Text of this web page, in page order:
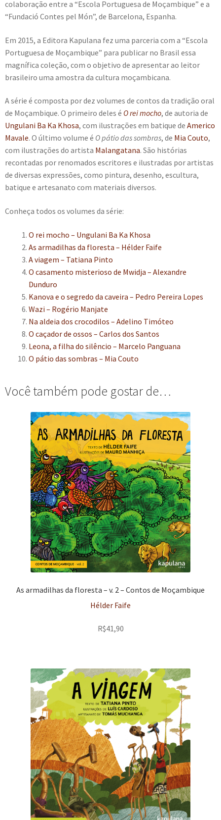
colaboração entre a “Escola Portuguesa de Moçambique” e a
“Fundació Contes pel Món”, de Barcelona, Espanha.
Em 2015, a Editora Kapulana fez uma parceria com a “Escola
Portuguesa de Moçambique” para publicar no Brasil essa
magnífica coleção, com o objetivo de apresentar ao leitor
brasileiro uma amostra da cultura moçambicana.
A série é composta por dez volumes de contos da tradição oral
de Moçambique. O primeiro deles é O rei mocho, de autoria de
Ungulani Ba Ka Khosa, com ilustrações em batique de Americo
Mavale. O último volume é O pátio das sombras, de Mia Couto,
com ilustrações do artista Malangatana. São histórias
recontadas por renomados escritores e ilustradas por artistas
de diversas expressões, como pintura, desenho, escultura,
batique e artesanato com materiais diversos.
Conheça todos os volumes da série:
O rei mocho – Ungulani Ba Ka Khosa
As armadilhas da floresta – Hélder Faife
A viagem – Tatiana Pinto
O casamento misterioso de Mwidja – Alexandre
Dunduro
Kanova e o segredo da caveira – Pedro Pereira Lopes
Wazi – Rogério Manjate
Na aldeia dos crocodilos – Adelino Timóteo
O caçador de ossos – Carlos dos Santos
Leona, a filha do silêncio – Marcelo Panguana
O pátio das sombras – Mia Couto
Você também pode gostar de…
As armadilhas da floresta – v. 2 – Contos de Moçambique
Hélder Faife
R$41,90